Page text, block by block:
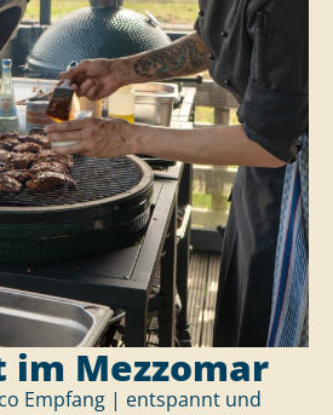
im Mezzomar
Empfang | entspannt und